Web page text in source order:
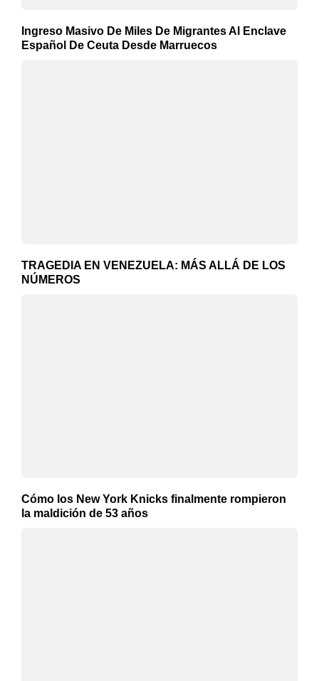
Ingreso Masivo De Miles De Migrantes Al Enclave
Español De Ceuta Desde Marruecos
TRAGEDIA EN VENEZUELA: MÁS ALLÁ DE LOS
NÚMEROS
Cómo los New York Knicks finalmente rompieron
la maldición de 53 años